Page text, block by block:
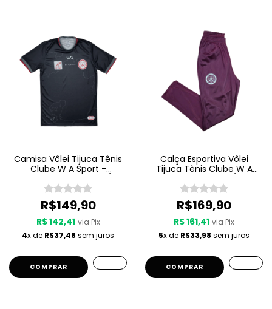
Camisa Vôlei Tijuca Tênis
Clube W A Sport -
- Preto
R$149,90
R$ 142,41 via Pix
4x de R$37,48 sem juros
COMPRAR
Calça Esportiva Vôlei
Tijuca Tênis Clube W A
Grená
R$169,90
R$ 161,41 via Pix
5x de R$33,98 sem juros
COMPRAR